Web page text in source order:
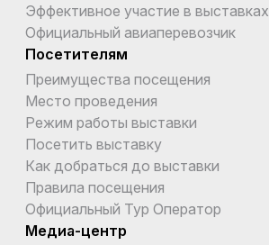
Эффективное участие в выставках
Официальный авиаперевозчик
Посетителям
Преимущества посещения
Место проведения
Режим работы выставки
Посетить выставку
Как добраться до выставки
Правила посещения
Официальный Тур Оператор
Медиа-центр